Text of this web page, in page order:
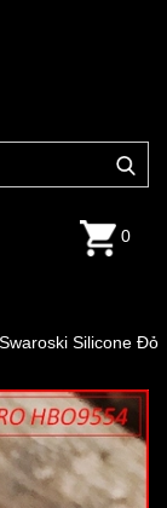
0
Silicone Đỏ